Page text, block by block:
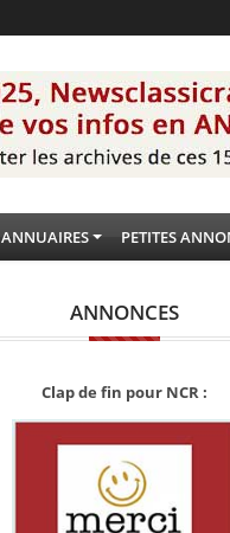
ANNUAIRES PETITES
ANNONCES
Clap de fin pour NCR :